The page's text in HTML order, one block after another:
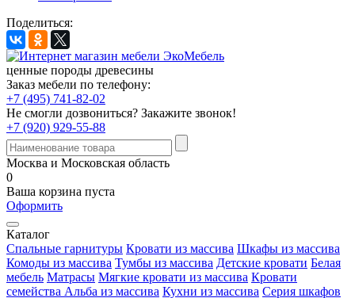
Поделиться:
ценные породы древесины
Заказ мебели по телефону:
+7 (495) 741-82-02
Не смогли дозвониться? Закажите звонок!
+7 (920) 929-55-88
Москва и Московская область
0
Ваша корзина пуста
Оформить
Каталог
Спальные гарнитуры Кровати из массива Шкафы из массива
Комоды из массива Тумбы из массива Детские кровати Белая
мебель Матрасы Мягкие кровати из массива Кровати
семейства Альба из массива Кухни из массива Серия шкафов